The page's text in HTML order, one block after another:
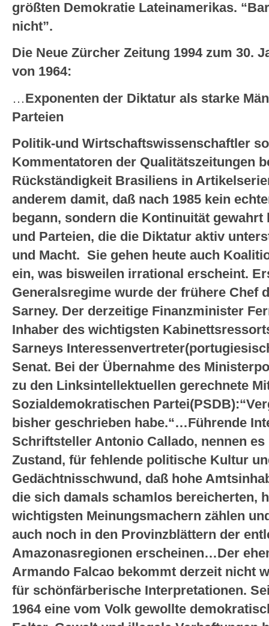
größten Demokratie Lateinamerikas.
nicht”.
Die Neue Zürcher Zeitung 1994 zum 30.
von 1964:
…Exponenten der Diktatur als starke
Parteien
Politik-und Wirtschaftswissenschaftler
Kommentatoren der Qualitätszeitungen
Rückständigkeit Brasiliens in
anderem damit, daß nach 1985 kein
begann, sondern die Kontinuität
und Parteien, die die Diktatur aktiv
und Macht. Sie gehen heute auch
ein, was bisweilen irrational erscheint.
Generalsregime wurde der frühere Chef
Sarney. Der derzeitige Finanzminister
Inhaber des wichtigsten
Sarneys
Senat. Bei der Übernahme des
zu den Linksintellektuellen gerechnete
Sozialdemokratischen
bisher geschrieben habe.“…Führende
Schriftsteller Antonio Callado, nennen
Zustand, für fehlende politische Kultur
Gedächtnisschwund, daß hohe
die sich damals schamlos bereicherten,
wichtigsten Meinungsmachern zählen
auch noch in den Provinzblättern der
Amazonasregionen erscheinen…Der
Armando Falcao bekommt derzeit nicht
für schönfärberische Interpretationen.
1964 eine vom Volk gewollte